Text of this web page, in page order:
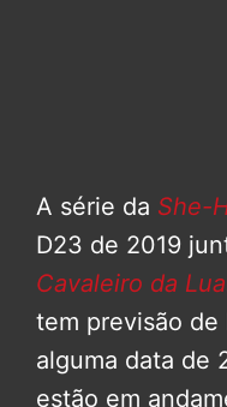
A série da She-
D23 de 2019
Cavaleiro da Lua
tem previsão de
alguma data de
estão em